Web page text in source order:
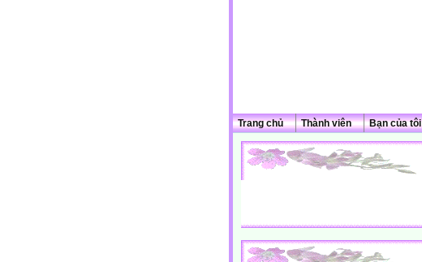
Trang chủ Thành viên Bạn của tôi